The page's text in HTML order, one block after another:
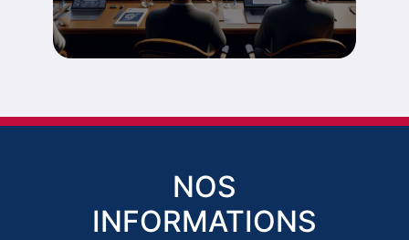
NOS
INFORMATIONS